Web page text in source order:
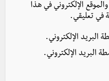
الإلكتروني في هذا
في تعليقي.
البريد الإلكتروني.
البريد الإلكتروني.